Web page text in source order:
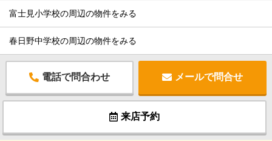
富士見小学校の周辺の物件をみる
春日野中学校の周辺の物件をみる
電話で問合わせ メールで問合せ
来店予約